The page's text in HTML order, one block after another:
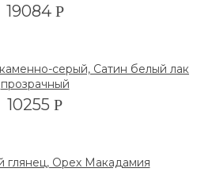
19084 Р
серый, Сатин белый лак
прозрачный
10255 Р
Орех Макадамия